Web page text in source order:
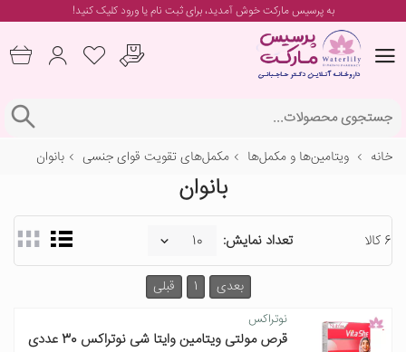
به پرسیس مارکت خوش آمدید، برایثبت نام یا ورودکلیک کنید!
خانه ویتامین‌ها و مکمل‌ها مکمل‌های تقویت قوای جنسی بانوان
بانوان
6 کالا تعداد نمایش:
قبلی 1 بعدی
نوتراکس
قرص مولتی ویتامین وایتا شی نوتراکس 30 عددی